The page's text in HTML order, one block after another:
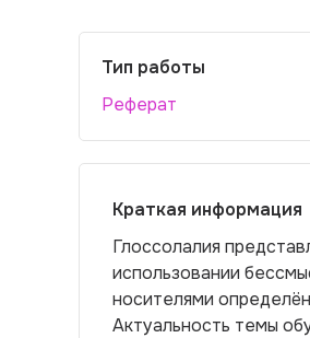
Тип работы
Реферат
Краткая информация
Глоссолалия
использовании
носителями
Актуальность темы